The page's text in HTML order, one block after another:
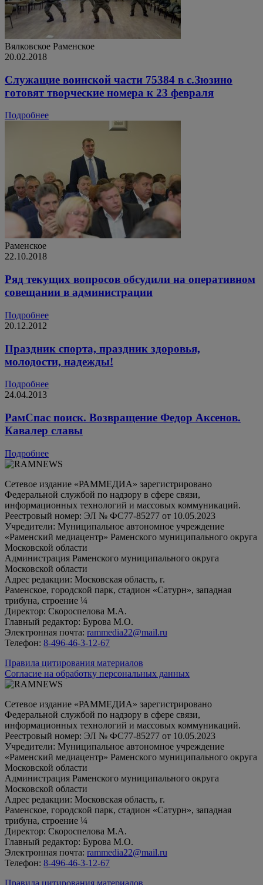
Вялковское Раменское
20.02.2018
Служащие воинской части 75384 в с.Зюзино
готовят творческие номера к 23 февраля
Подробнее
Раменское
22.10.2018
Ряд текущих вопросов обсудили на оперативном
совещании в администрации
Подробнее
20.12.2012
Праздник спорта, праздник здоровья,
молодости, надежды!
Подробнее
24.04.2013
РамСпас поиск. Возвращение Федор Аксенов.
Кавалер славы
Подробнее
Сетевое издание «РАММЕДИА» зарегистрировано
Федеральной службой по надзору в сфере связи,
информационных технологий и массовых коммуникаций.
Реестровый номер: ЭЛ № ФС77-85277 от 10.05.2023
Учредители: Муниципальное автономное учреждение
«Раменский медиацентр» Раменского муниципального округа
Московской области
Администрация Раменского муниципального округа
Московской области
Адрес редакции: Московская область, г.
Раменское, городской парк, стадион «Сатурн», западная
трибуна, строение ¼
Директор: Скороспелова М.А.
Главный редактор: Бурова М.О.
Электронная почта: rammedia22@mail.ru
Телефон: 8-496-46-3-12-67
Правила цитирования материалов
Согласие на обработку персональных данных
Сетевое издание «РАММЕДИА» зарегистрировано
Федеральной службой по надзору в сфере связи,
информационных технологий и массовых коммуникаций.
Реестровый номер: ЭЛ № ФС77-85277 от 10.05.2023
Учредители: Муниципальное автономное учреждение
«Раменский медиацентр» Раменского муниципального округа
Московской области
Администрация Раменского муниципального округа
Московской области
Адрес редакции: Московская область, г.
Раменское, городской парк, стадион «Сатурн», западная
трибуна, строение ¼
Директор: Скороспелова М.А.
Главный редактор: Бурова М.О.
Электронная почта: rammedia22@mail.ru
Телефон: 8-496-46-3-12-67
Правила цитирования материалов